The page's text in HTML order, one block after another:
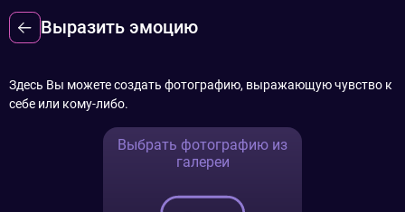
Выразить эмоцию
Здесь Вы можете создать фотографию, выражающую чувство к
себе или кому-либо.
Выбрать фотографию из
галереи